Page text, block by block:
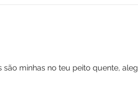
minhas no teu peito quente,